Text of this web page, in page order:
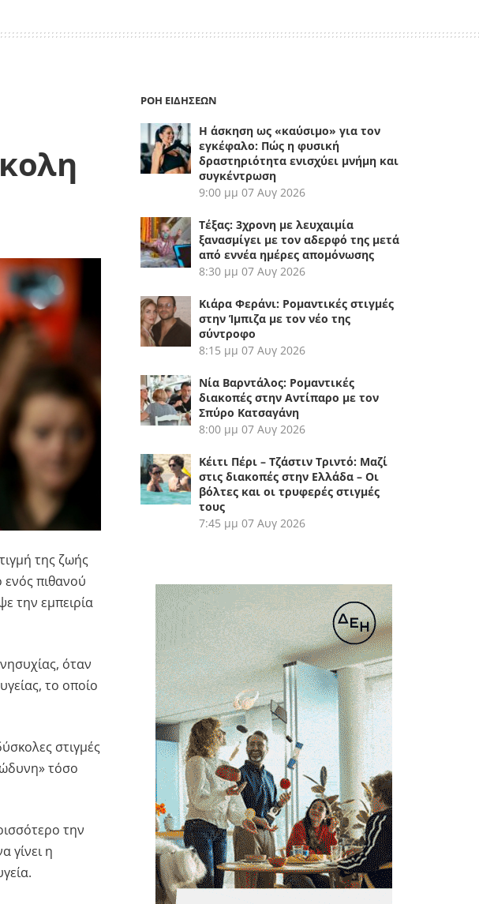
της ζωής
πιθανού
την εμπειρία
όταν
το οποίο
στιγμές
τόσο
την
γίνει η
ΡΟΗ ΕΙΔΗΣΕΩΝ
Η άσκηση ως «καύσιμο» για τον
εγκέφαλο: Πώς η φυσική
δραστηριότητα ενισχύει μνήμη και
συγκέντρωση
9:00 μμ 07 Αυγ 2026
Τέξας: 3χρονη με λευχαιμία
ξανασμίγει με τον αδερφό της μετά
από εννέα ημέρες απομόνωσης
8:30 μμ 07 Αυγ 2026
Κιάρα Φεράνι: Ρομαντικές στιγμές
στην Ίμπιζα με τον νέο της
σύντροφο
8:15 μμ 07 Αυγ 2026
Νία Βαρντάλος: Ρομαντικές
διακοπές στην Αντίπαρο με τον
Σπύρο Κατσαγάνη
8:00 μμ 07 Αυγ 2026
Κέιτι Πέρι – Τζάστιν Τριντό: Μαζί
στις διακοπές στην Ελλάδα – Οι
βόλτες και οι τρυφερές στιγμές
τους
7:45 μμ 07 Αυγ 2026